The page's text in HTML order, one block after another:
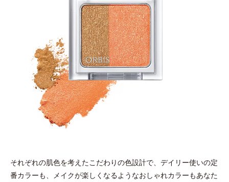
それぞれの肌色を考えたこだわりの色設計で、 デイリー使いの定
番カラーも、
メイクが楽しくなるようなおしゃれカラーもあなた